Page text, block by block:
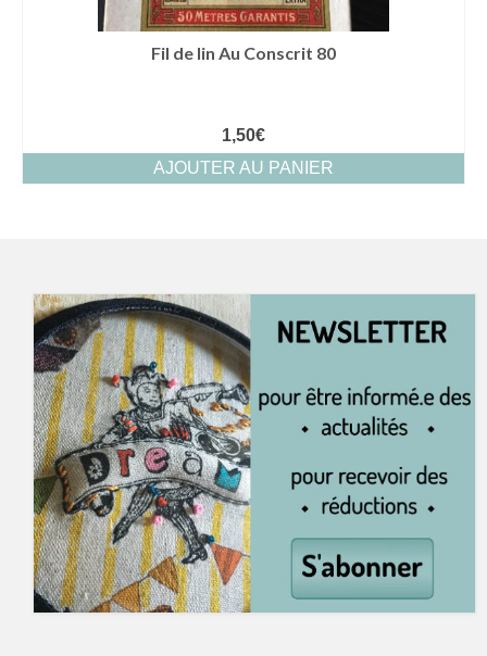
Fil de lin Au Conscrit 80
1,50€
AJOUTER AU PANIER